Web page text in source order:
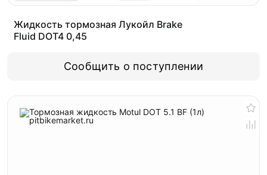
Жидкость тормозная Лукойл Brake
Fluid DOT4 0,45
Сообщить о поступлении